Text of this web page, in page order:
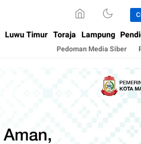
Luwu Timur Toraja Lampung
Pedoman Media Siber